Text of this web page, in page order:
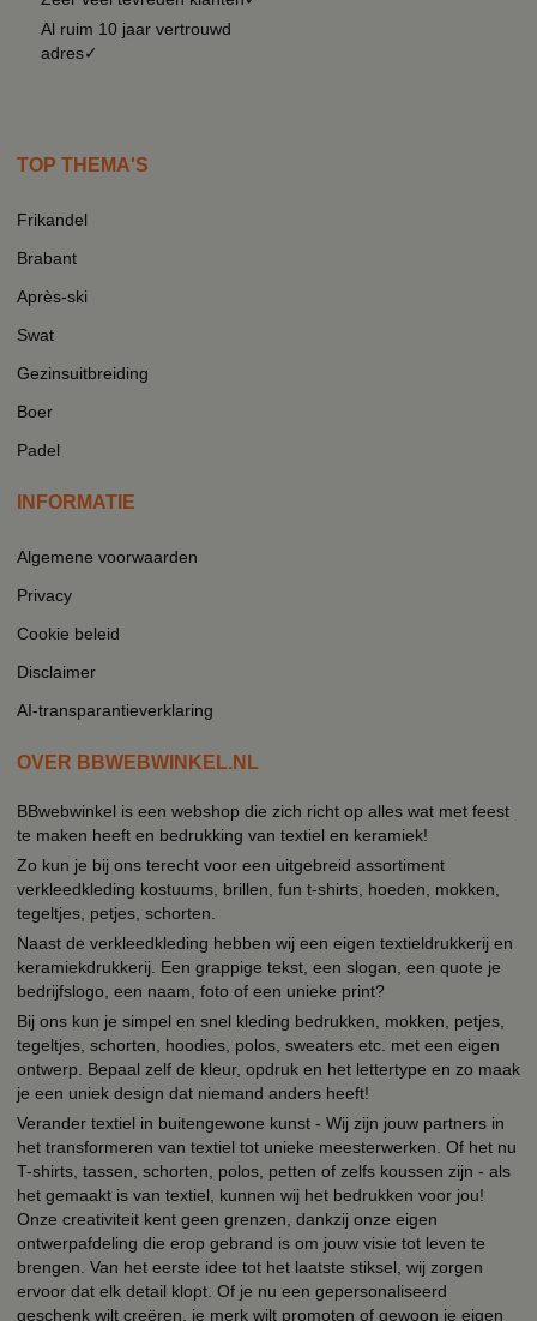
Al ruim 10 jaar vertrouwd
adres✓
TOP THEMA'S
Frikandel
Brabant
Après-ski
Swat
Gezinsuitbreiding
Boer
Padel
INFORMATIE
Algemene voorwaarden
Privacy
Cookie beleid
Disclaimer
AI-transparantieverklaring
OVER BBWEBWINKEL.NL
BBwebwinkel is een webshop die zich richt op alles wat met feest
te maken heeft en bedrukking van textiel en keramiek!
Zo kun je bij ons terecht voor een uitgebreid assortiment
verkleedkleding kostuums, brillen, fun t-shirts, hoeden, mokken,
tegeltjes, petjes, schorten.
Naast de verkleedkleding hebben wij een eigen textieldrukkerij en
keramiekdrukkerij. Een grappige tekst, een slogan, een quote je
bedrijfslogo, een naam, foto of een unieke print?
Bij ons kun je simpel en snel kleding bedrukken, mokken, petjes,
tegeltjes, schorten, hoodies, polos, sweaters etc. met een eigen
ontwerp. Bepaal zelf de kleur, opdruk en het lettertype en zo maak
je een uniek design dat niemand anders heeft!
Verander textiel in buitengewone kunst - Wij zijn jouw partners in
het transformeren van textiel tot unieke meesterwerken. Of het nu
T-shirts, tassen, schorten, polos, petten of zelfs koussen zijn - als
het gemaakt is van textiel, kunnen wij het bedrukken voor jou!
Onze creativiteit kent geen grenzen, dankzij onze eigen
ontwerpafdeling die erop gebrand is om jouw visie tot leven te
brengen. Van het eerste idee tot het laatste stiksel, wij zorgen
ervoor dat elk detail klopt. Of je nu een gepersonaliseerd
geschenk wilt creëren, je merk wilt promoten of gewoon je eigen